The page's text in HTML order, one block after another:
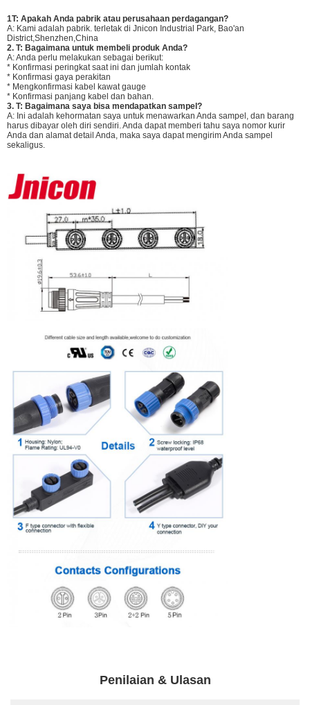
1T: Apakah Anda pabrik atau perusahaan perdagangan?
A: Kami adalah pabrik. terletak di Jnicon Industrial Park, Bao'an
District,Shenzhen,China
2. T: Bagaimana untuk membeli produk Anda?
A: Anda perlu melakukan sebagai berikut:
* Konfirmasi peringkat saat ini dan jumlah kontak
* Konfirmasi gaya perakitan
* Mengkonfirmasi kabel kawat gauge
* Konfirmasi panjang kabel dan bahan.
3. T: Bagaimana saya bisa mendapatkan sampel?
A: Ini adalah kehormatan saya untuk menawarkan Anda sampel, dan barang
harus dibayar oleh diri sendiri. Anda dapat memberi tahu saya nomor kurir
Anda dan alamat detail Anda, maka saya dapat mengirim Anda sampel
sekaligus.
Penilaian & Ulasan